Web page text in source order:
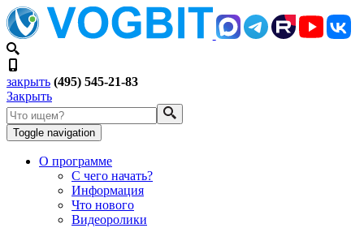
закрыть (495) 545-21-83
Закрыть
Toggle navigation
О программе
С чего начать?
Информация
Что нового
Видеоролики